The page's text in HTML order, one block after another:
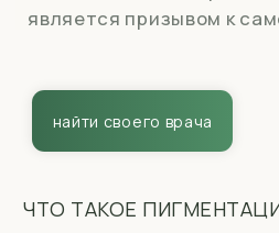
ЧТО ТАКОЕ